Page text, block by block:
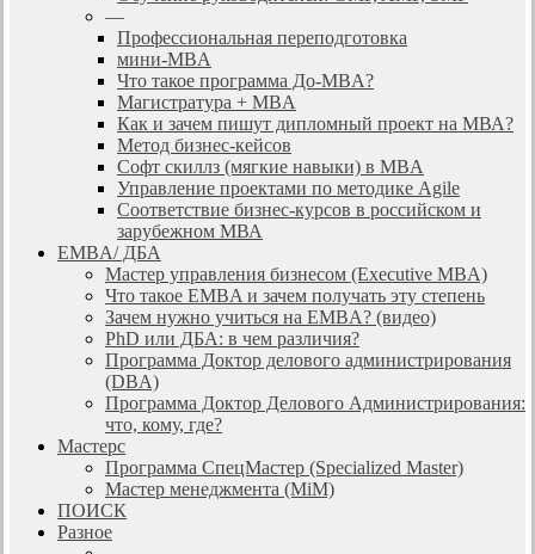
—
Профессиональная переподготовка
мини-MBA
Что такое программа До-MBA?
Магистратура + MBA
Как и зачем пишут дипломный проект на МВА?
Метод бизнес-кейсов
Софт скиллз (мягкие навыки) в MBA
Управление проектами по методике Agile
Соответствие бизнес-курсов в российском и
зарубежном МВА
EMBA/ ДБA
Мастер управления бизнесом (Executive MBA)
Что такое EMBA и зачем получать эту степень
Зачем нужно учиться на EMBA? (видео)
PhD или ДБА: в чем различия?
Программа Доктор делового администрирования
(DBА)
Программа Доктор Делового Администрирования:
что, кому, где?
Мастерс
Программа СпецМастер (Specialized Master)
Мастер менеджмента (MiM)
ПОИСК
Разное